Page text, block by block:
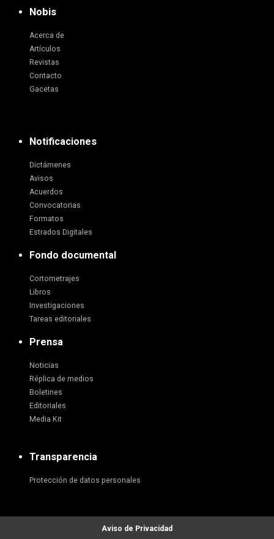
Nobis
Acerca de
Artículos
Revistas
Contacto
Gacetas
Notificaciones
Dictámenes
Avisos
Acuerdos
Convocatorias
Formatos
Estrados Digitales
Fondo documental
Cortometrajes
Libros
Investigaciones
Tareas editoriales
Prensa
Noticias
Réplica de medios
Boletines
Editoriales
Media Kit
Transparencia
Protección de datos personales
Aviso de Privacidad